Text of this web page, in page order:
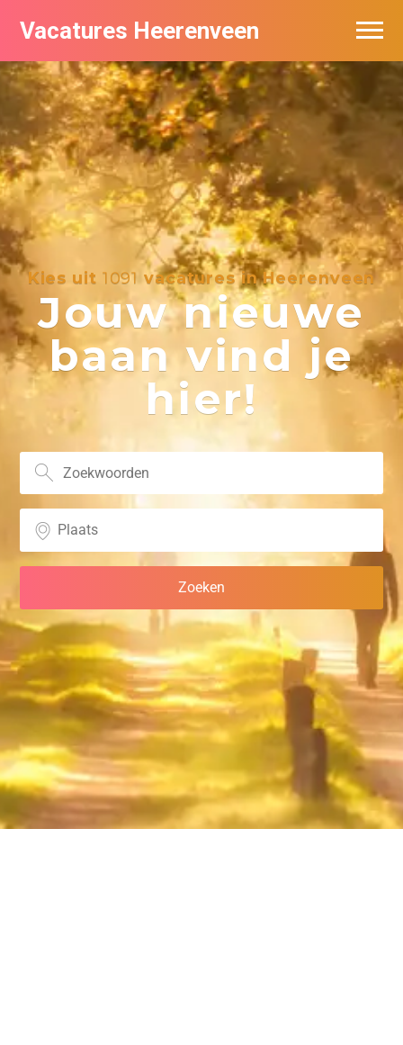
Vacatures Heerenveen
Kies uit 1091 vacatures in Heerenveen
Jouw nieuwe
baan vind je
hier!
Vacatures per bedrijf
De populairste vacatures in Heerenveen
Nieuwsbrief feed